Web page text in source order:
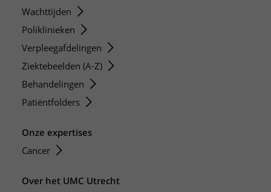
Wachttijden
Poliklinieken
Verpleegafdelingen
Ziektebeelden (A-Z)
Behandelingen
Patiëntfolders
Onze expertises
Cancer
Over het UMC Utrecht